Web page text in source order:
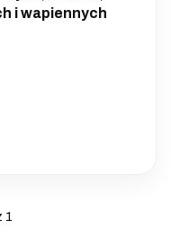
i wapiennych
1